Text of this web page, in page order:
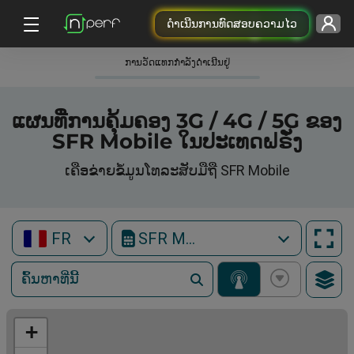
ດຳເນີນການທົດສອບຄວາມໄວ
ການວັດແທກກໍາລັງດໍາເນີນຢູ່
ແຜນທີ່ການຄຸ້ມຄອງ 3G / 4G / 5G ຂອງ
SFR Mobile ໃນປະເທດຝຣັ່ງ
ເຄືອຂ່າຍຂໍ້ມູນໂທລະສັບມືຖື SFR Mobile
FR SFR Mobile
+